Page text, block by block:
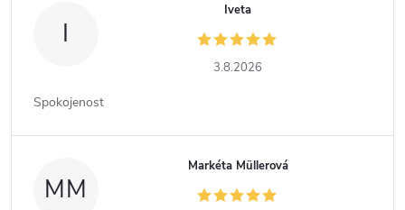
I
Iveta
3.8.2026
Spokojenost
MM
Markéta Müllerová